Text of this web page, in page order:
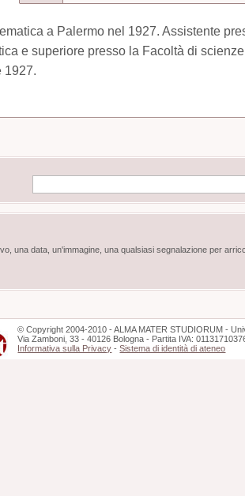
a Palermo nel 1927. Assistente
e superiore presso la Facoltà di
una data, un'immagine, una qualsiasi segnalazione per
©Copyright 2004-2010 - ALMA MATER STUDIORUM -
Via Zamboni, 33 - 40126 Bologna - Partita IVA:
Informativa sulla Privacy -Sistema di identità di ateneo